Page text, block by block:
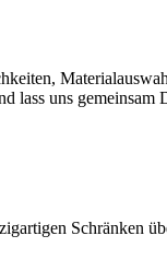
lass uns
Schränken